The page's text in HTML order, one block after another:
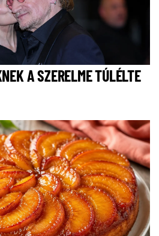
A SZERELME TÚLÉLTE